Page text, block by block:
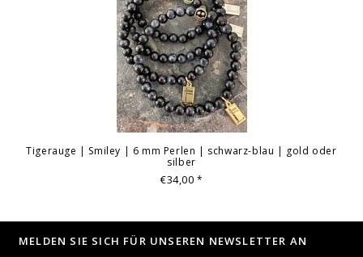
Tigerauge | Smiley | 6 mm Perlen | schwarz-blau | gold oder
silber
€34,00*
MELDEN SIE SICH FÜR UNSEREN NEWSLETTER AN